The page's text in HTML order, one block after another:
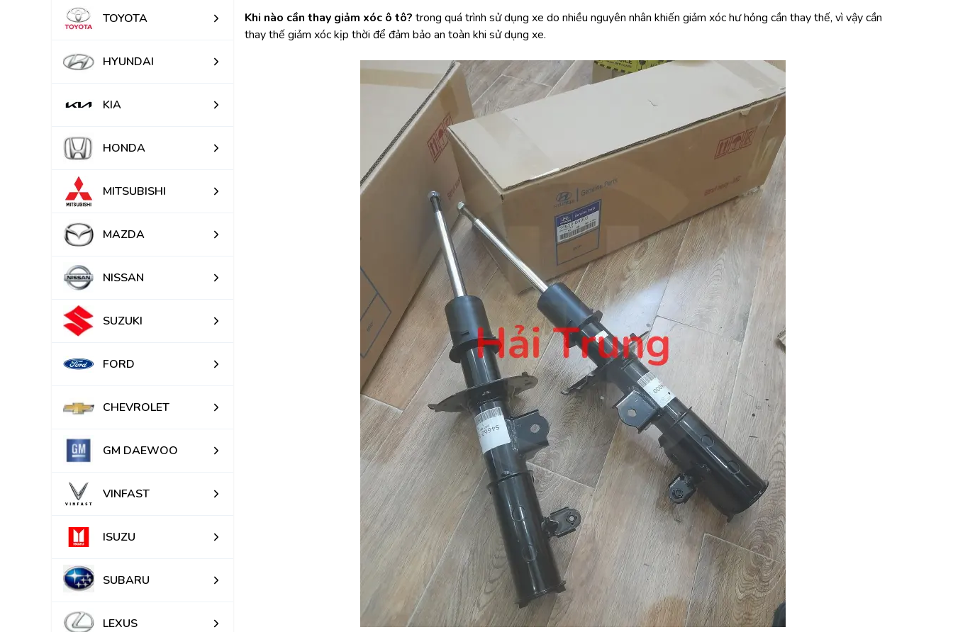
TOYOTA
HYUNDAI
KIA
HONDA
MITSUBISHI
MAZDA
NISSAN
SUZUKI
FORD
CHEVROLET
GM DAEWOO
VINFAST
ISUZU
SUBARU
LEXUS
Khi nào cần thay giảm xóc ô tô? trong quá trình sử dụng xe do nhiều nguyên nhân khiến giảm xóc hư hỏng cần thay thế, vì vậy cần
thay thế giảm xóc kịp thời để đảm bảo an toàn khi sử dụng xe.